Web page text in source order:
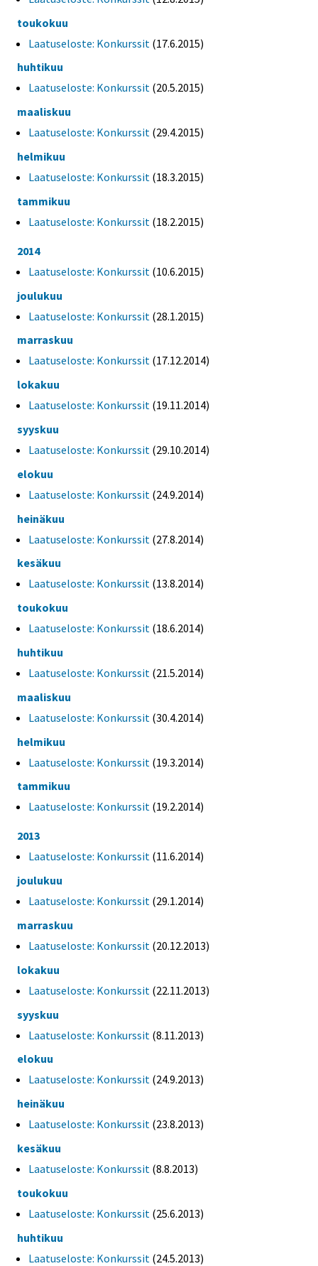
toukokuu
Laatuseloste: Konkurssit (17.6.2015)
huhtikuu
Laatuseloste: Konkurssit (20.5.2015)
maaliskuu
Laatuseloste: Konkurssit (29.4.2015)
helmikuu
Laatuseloste: Konkurssit (18.3.2015)
tammikuu
Laatuseloste: Konkurssit (18.2.2015)
2014
Laatuseloste: Konkurssit (10.6.2015)
joulukuu
Laatuseloste: Konkurssit (28.1.2015)
marraskuu
Laatuseloste: Konkurssit (17.12.2014)
lokakuu
Laatuseloste: Konkurssit (19.11.2014)
syyskuu
Laatuseloste: Konkurssit (29.10.2014)
elokuu
Laatuseloste: Konkurssit (24.9.2014)
heinäkuu
Laatuseloste: Konkurssit (27.8.2014)
kesäkuu
Laatuseloste: Konkurssit (13.8.2014)
toukokuu
Laatuseloste: Konkurssit (18.6.2014)
huhtikuu
Laatuseloste: Konkurssit (21.5.2014)
maaliskuu
Laatuseloste: Konkurssit (30.4.2014)
helmikuu
Laatuseloste: Konkurssit (19.3.2014)
tammikuu
Laatuseloste: Konkurssit (19.2.2014)
2013
Laatuseloste: Konkurssit (11.6.2014)
joulukuu
Laatuseloste: Konkurssit (29.1.2014)
marraskuu
Laatuseloste: Konkurssit (20.12.2013)
lokakuu
Laatuseloste: Konkurssit (22.11.2013)
syyskuu
Laatuseloste: Konkurssit (8.11.2013)
elokuu
Laatuseloste: Konkurssit (24.9.2013)
heinäkuu
Laatuseloste: Konkurssit (23.8.2013)
kesäkuu
Laatuseloste: Konkurssit (8.8.2013)
toukokuu
Laatuseloste: Konkurssit (25.6.2013)
huhtikuu
Laatuseloste: Konkurssit (24.5.2013)